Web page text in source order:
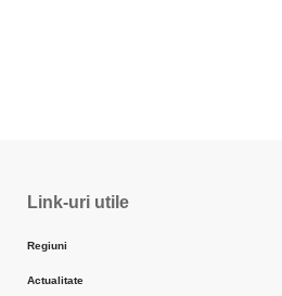
Link-uri utile
Regiuni
Actualitate